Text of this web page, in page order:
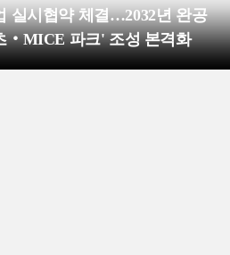
실시협약 체결…2032년 완공
‧MICE 파크' 조성 본격화